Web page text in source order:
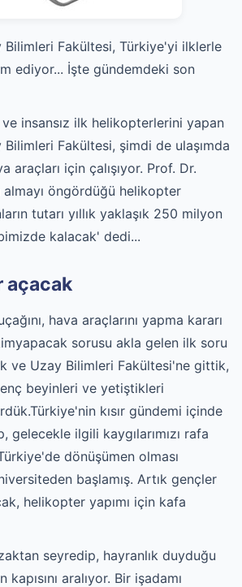
Bilimleri Fakültesi, Türkiye'yi ilklerle
ediyor... İşte gündemdeki son
ve insansız ilk helikopterlerini yapan
Fakültesi, şimdi de ulaşımda
araçları için çalışıyor. Prof. Dr.
öngördüğü helikopter
tutarı yıllık yaklaşık 250 milyon
kalacak' dedi...
açacak
hava araçlarını yapma kararı
sorusu akla gelen ilk soru
ve Uzay Bilimleri Fakültesi'ne gittik,
beyinleri ve yetiştikleri
kısır gündemi içinde
ilgili kaygılarımızı rafa
dönüşümen olması
başlamış. Artık gençler
helikopter yapımı için kafa
seyredip, hayranlık duyduğu
aralıyor. Bir işadamı